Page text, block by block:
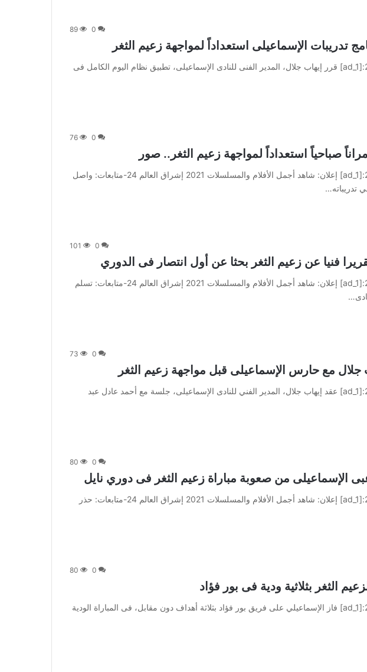
0
89
تدريبات الإسماعيلى استعداداً لمواجهة زعيم الثغر
من صحيفة اشراق العالم 24:[ad_1] قرر إيهاب جلال، المدير الفنى للنادى الإسماعيلى، تطبيق نظام اليوم الكامل فى
0
76
صباحياً استعداداً لمواجهة زعيم الثغر.. صور
من صحيفة اشراق العالم 24:[ad_1] إعلان: شاهد أجمل الأفلام والمسلسلات 2021 إشراق العالم 24-متابعات: واصل
تدريباته…
0
101
فنيا عن زعيم الثغر بحثا عن أول انتصار فى الدوري
من صحيفة اشراق العالم 24:[ad_1] إعلان: شاهد أجمل الأفلام والمسلسلات 2021 إشراق العالم 24-متابعات: تسلم
0
73
مع حارس الإسماعيلى قبل مواجهة زعيم الثغر
من صحيفة اشراق العالم 24:[ad_1] عقد إيهاب جلال، المدير الفني للنادى الإسماعيلى، جلسة مع أحمد عادل عبد
0
80
الإسماعيلى من صعوبة مباراة زعيم الثغر فى دوري نايل
من صحيفة اشراق العالم 24:[ad_1] إعلان: شاهد أجمل الأفلام والمسلسلات 2021 إشراق العالم 24-متابعات: حذر
0
80
الثغر بثلاثية ودية فى بور فؤاد
من صحيفة اشراق العالم 24:[ad_1] فاز الإسماعيلي على فريق بور فؤاد بثلاثة أهداف دون مقابل، فى المباراة الودية